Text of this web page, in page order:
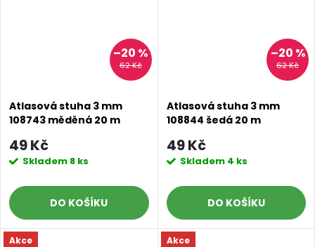
62 Kč
–20 %
Atlasová stuha 3 mm
108743 měděná 20 m
49 Kč
Skladem 8 ks
DO KOŠÍKU
62 Kč
–20 %
Atlasová stuha 3 mm
108844 šedá 20 m
49 Kč
Skladem 4 ks
DO KOŠÍKU
Akce
Akce